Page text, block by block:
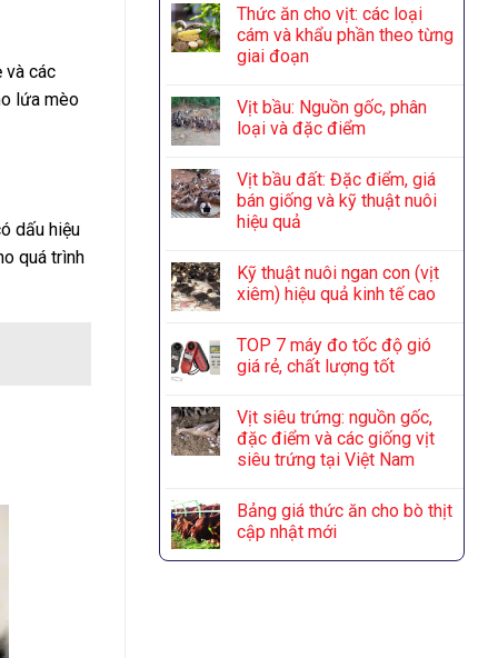
và các
lứa mèo
dấu hiệu
quá trình
Thức ăn cho vịt: các loại
cám và khẩu phần theo từng
giai đoạn
Vịt bầu: Nguồn gốc, phân
loại và đặc điểm
Vịt bầu đất: Đặc điểm, giá
bán giống và kỹ thuật nuôi
hiệu quả
Kỹ thuật nuôi ngan con (vịt
xiêm) hiệu quả kinh tế cao
TOP 7 máy đo tốc độ gió
giá rẻ, chất lượng tốt
Vịt siêu trứng: nguồn gốc,
đặc điểm và các giống vịt
siêu trứng tại Việt Nam
Bảng giá thức ăn cho bò thịt
cập nhật mới